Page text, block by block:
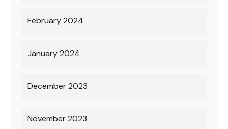
February 2024
January 2024
December 2023
November 2023